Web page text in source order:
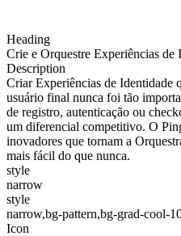
Heading
Crie e Orquestre Experiências de
Description
Criar Experiências de Identidade
usuário final nunca foi tão
de registro, autenticação ou
um diferencial competitivo. O
inovadores que tornam a
mais fácil do que nunca.
style
narrow
style
narrow,bg-pattern,bg-grad-cool-
Icon